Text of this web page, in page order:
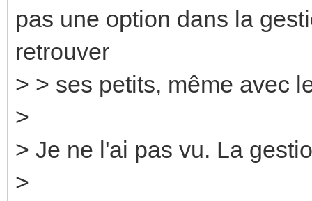
pas une option dans la
retrouver
> > ses petits, même avec
>
> Je ne l'ai pas vu. La
>